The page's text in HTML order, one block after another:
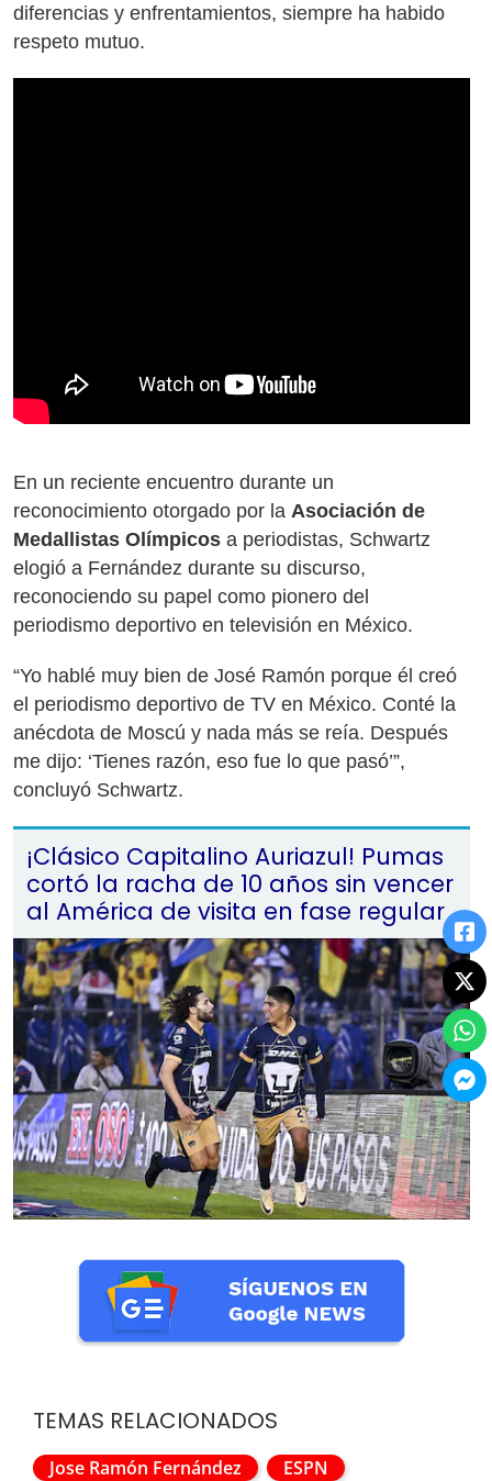
diferencias y enfrentamientos, siempre ha habido
respeto mutuo.
En un reciente encuentro durante un
reconocimiento otorgado por la Asociación de
Medallistas Olímpicos a periodistas, Schwartz
elogió a Fernández durante su discurso,
reconociendo su papel como pionero del
periodismo deportivo en televisión en México.
“Yo hablé muy bien de José Ramón porque él creó
el periodismo deportivo de TV en México. Conté la
anécdota de Moscú y nada más se reía. Después
me dijo: ‘Tienes razón, eso fue lo que pasó’”,
concluyó Schwartz.
¡Clásico Capitalino Auriazul! Pumas
cortó la racha de 10 años sin vencer
al América de visita en fase regular
TEMAS RELACIONADOS
Jose Ramón Fernández
ESPN